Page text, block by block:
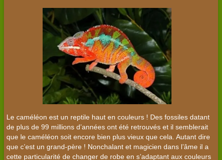
Le caméléon est un reptile haut en couleurs ! Des fossiles datant
de plus de 99 millions d’années ont été retrouvés et il semblerait
que le caméléon soit encore bien plus vieux que cela. Autant dire
que c’est un grand-père ! Nonchalant et magicien dans l’âme il a
cette particularité de changer de robe en s’adaptant aux couleurs